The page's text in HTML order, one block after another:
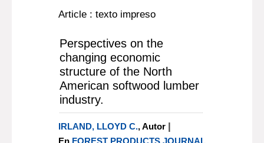
Article : texto impreso
Perspectives on the
changing economic
structure of the North
American softwood lumber
industry.
IRLAND, LLOYD C., Autor |
En FOREST PRODUCTS JOURNAL